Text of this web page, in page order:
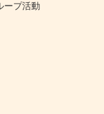
ープ活動